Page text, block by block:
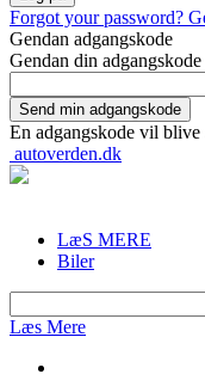
Forgot your password?
Gendan adgangskode
Gendan din adgangskode
En adgangskode vil
autoverden.dk
LæS MERE
Biler
Læs Mere